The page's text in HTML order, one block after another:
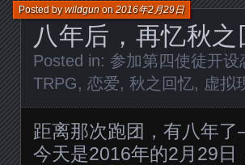
八年后，再忆秋
Posted bywildgunon2016年2月29日
Posted in: 参加第四使徒开
TRPG, 恋爱, 秋之回忆, 虚拟
距离那次跑团，有八年
今天是2016年的2月29